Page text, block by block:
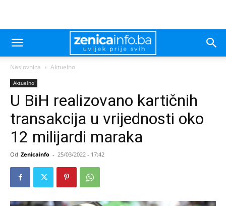
Naslovnica Aktuelno
Aktuelno
U BiH realizovano kartičnih
transakcija u vrijednosti oko
12 milijardi maraka
Od Zenicainfo - 25/03/2022 - 17:42